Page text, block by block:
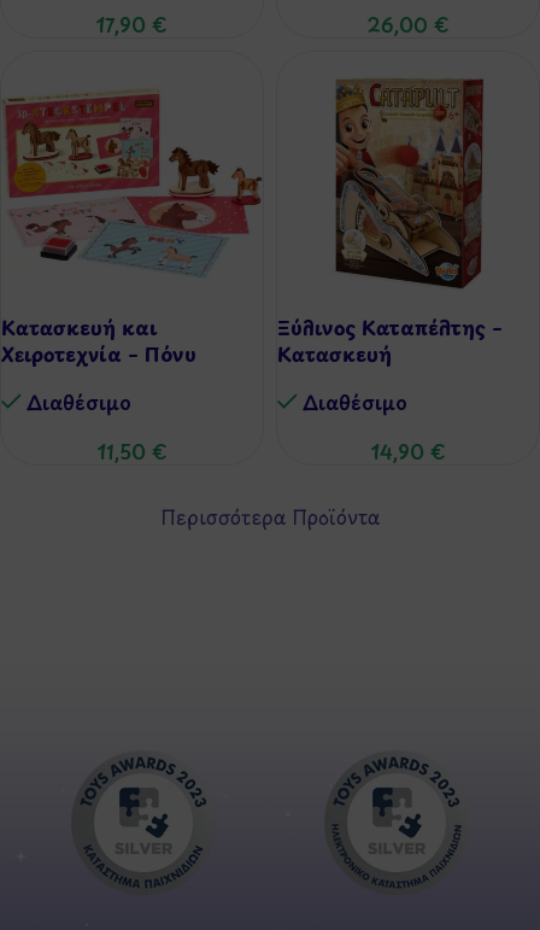
17,90 € 26,00 €
Κατασκευή και
Χειροτεχνία – Πόνυ
Διαθέσιμo
11,50 €
Ξύλινος Καταπέλτης –
Κατασκευή
Διαθέσιμo
14,90 €
Περισσότερα Προϊόντα